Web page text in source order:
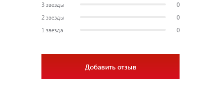
3 звезды
0
2 звезды
0
1 звезда
0
Добавить отзыв